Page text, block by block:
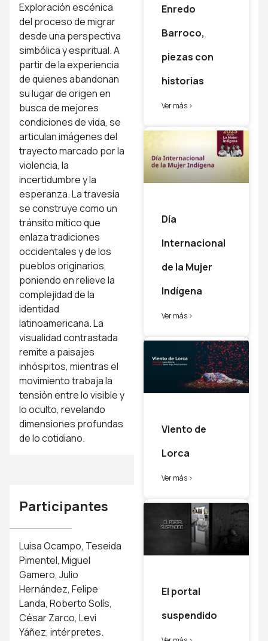
Exploración escénica
del proceso de migrar
desde una perspectiva
simbólica y espiritual. A
partir de la experiencia
de quienes abandonan
su lugar de origen en
busca de mejores
condiciones de vida, se
articulan imágenes del
trayecto marcado por la
violencia, la
incertidumbre y la
esperanza. La travesía
se construye como un
tránsito mítico que
enlaza tradiciones
occidentales y de los
pueblos originarios,
poniendo en relieve la
complejidad de la
identidad
latinoamericana. La
visualidad contrastada
remite a paisajes
inhóspitos, mientras el
movimiento trabaja la
tensión entre lo visible y
lo oculto, revelando
dimensiones profundas
de lo cotidiano.
Participantes
Luisa Ocampo, Teseida
Pimentel, Miguel
Gamero, Julio
Hernández, Felipe
Landa, Roberto Solís,
César Zarco, Levi
Yáñez, intérpretes.
Enredo
Barroco,
piezas con
historias
Ver más >
Día
Internacional
de la Mujer
Indígena
Ver más >
Viento de
Lorca
Ver más >
El portal
suspendido